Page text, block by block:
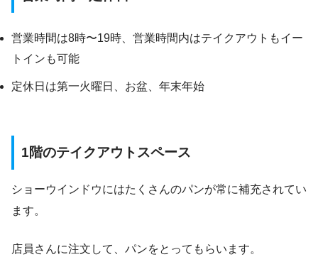
営業時間は8時〜19時、営業時間内はテイクアウトもイー
トインも可能
定休日は第一火曜日、お盆、年末年始
1階のテイクアウトスペース
ショーウインドウにはたくさんのパンが常に補充されてい
ます。
店員さんに注文して、パンをとってもらいます。